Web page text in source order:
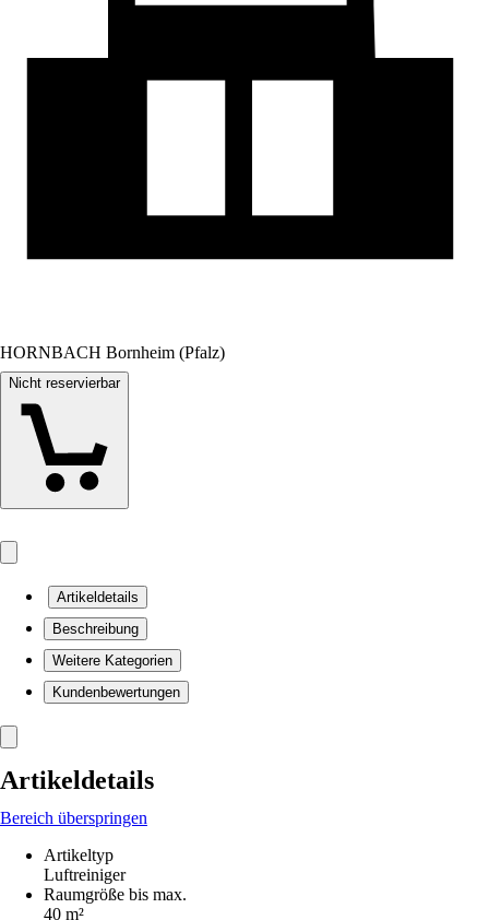
HORNBACH Bornheim (Pfalz)
Nicht reservierbar
Artikeldetails
Beschreibung
Weitere Kategorien
Kundenbewertungen
Artikeldetails
Bereich überspringen
Artikeltyp
Luftreiniger
Raumgröße bis max.
40 m²